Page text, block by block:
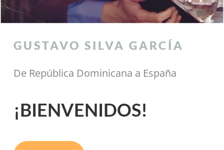
GUSTAVO SILVA GARCÍA
De República Dominicana a España
¡BIENVENIDOS!